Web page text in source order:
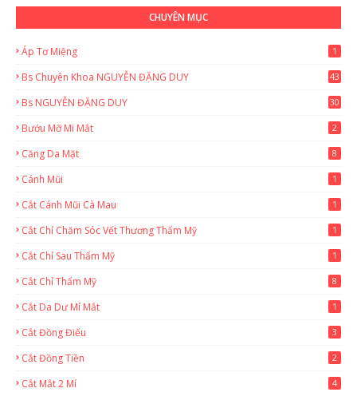
CHUYÊN MỤC
Áp Tơ Miệng 1
Bs Chuyên Khoa NGUYỄN ĐẶNG DUY
43
Bs NGUYỄN ĐẶNG DUY 30
Bướu Mỡ Mi Mắt 2
Căng Da Mặt 8
Cánh Mũi 1
Cắt Cánh Mũi Cà Mau 1
Cắt Chỉ Chăm Sóc Vết Thương Thẩm Mỹ 1
Cắt Chỉ Sau Thẩm Mỹ 1
Cắt Chỉ Thẩm Mỹ 8
Cắt Da Dư Mí Mắt 1
Cắt Đồng Điếu 3
Cắt Đồng Tiền 2
Cắt Mắt 2 Mí 4